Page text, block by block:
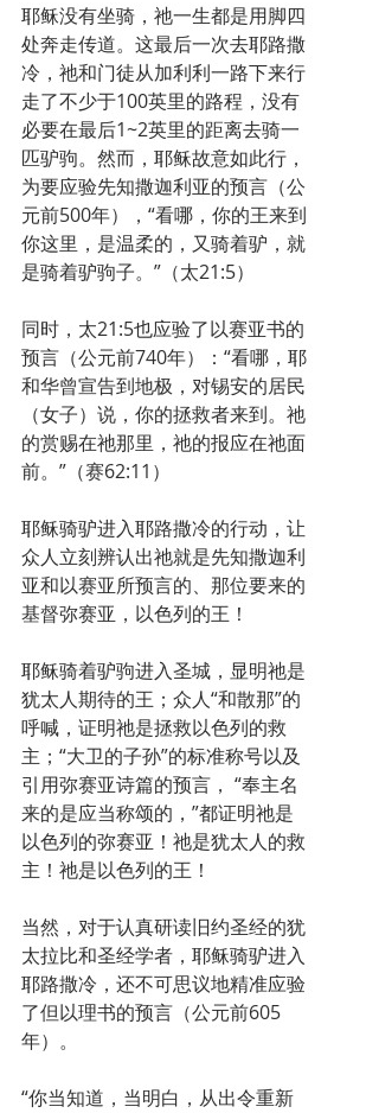
耶稣没有坐骑，祂一生都是用脚四
处奔走传道。这最后一次去耶路撒
冷，祂和门徒从加利利一路下来行
走了不少于100英里的路程，没有
必要在最后1~2英里的距离去骑一
匹驴驹。然而，耶稣故意如此行，
为要应验先知撒迦利亚的预言（公
元前500年），“看哪，你的王来到
你这里，是温柔的，又骑着驴，就
是骑着驴驹子。”（太21:5）
同时，太21:5也应验了以赛亚书的
预言（公元前740年）：“看哪，耶
和华曾宣告到地极，对锡安的居民
（女子）说，你的拯救者来到。祂
的赏赐在祂那里，祂的报应在祂面
前。”（赛62:11）
耶稣骑驴进入耶路撒冷的行动，让
众人立刻辨认出祂就是先知撒迦利
亚和以赛亚所预言的、那位要来的
基督弥赛亚，以色列的王！
耶稣骑着驴驹进入圣城，显明祂是
犹太人期待的王；众人“和散那”的
呼喊，证明祂是拯救以色列的救
主；“大卫的子孙”的标准称号以及
引用弥赛亚诗篇的预言， “奉主名
来的是应当称颂的，”都证明祂是
以色列的弥赛亚！祂是犹太人的救
主！祂是以色列的王！
当然，对于认真研读旧约圣经的犹
太拉比和圣经学者，耶稣骑驴进入
耶路撒冷，还不可思议地精准应验
了但以理书的预言（公元前605
年）。
“你当知道，当明白，从出令重新